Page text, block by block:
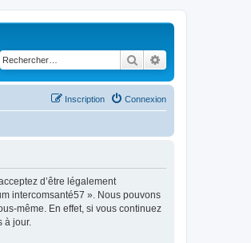
Rechercher
Connexion
Inscription
d’être légalement
intercomsanté57 ». Nous pouvons
même. En effet, si vous continuez
à jour.